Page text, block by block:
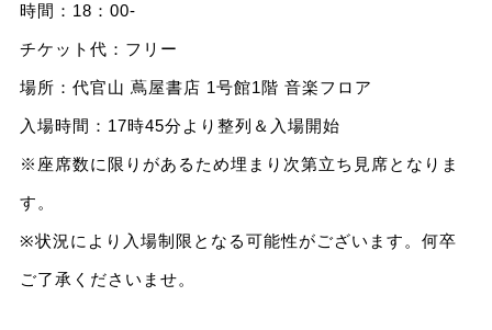
時間：18：00-
チケット代：フリー
場所：代官山 蔦屋書店 1号館1階 音楽フロア
入場時間：17時45分より整列＆入場開始
※座席数に限りがあるため埋まり次第立ち見席となりま
す。
※状況により入場制限となる可能性がございます。何卒
ご了承くださいませ。